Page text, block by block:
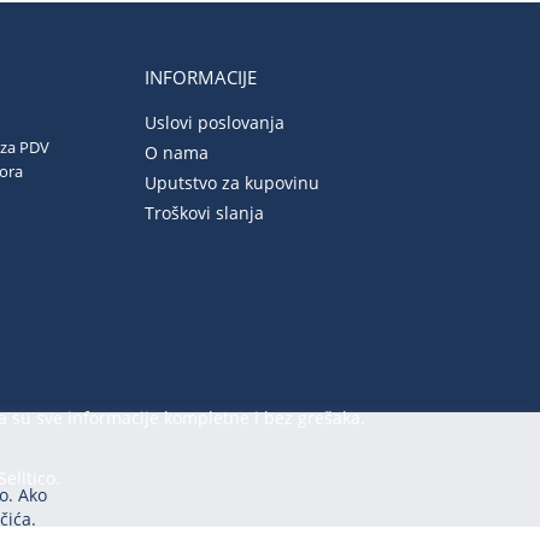
PDV
INFORMACIJE
Uslovi poslovanja
O nama
Uputstvo za kupovinu
Troškovi slanja
sve informacije kompletne i bez grešaka.
Ako